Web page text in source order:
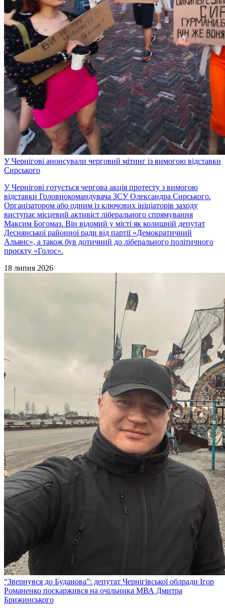
У Чернігові анонсували черговий мітинг із вимогою відставки
Сирського
У Чернігові готується чергова акція протесту з вимогою
відставки Головнокомандувача ЗСУ Олександра Сирського.
Організатором або одним із ключових ініціаторів заходу
виступає місцевий активіст ліберального спрямування
Максим Богомаз. Він відомий у місті як колишній депутат
Деснянської районної ради від партії «Демократичний
Альянс», а також був дотичний до ліберального політичного
проєкту «Голос».
18 липня 2026
“Звернувся до Буданова”: депутат Чернігівської облради Ігор
Романенко поскаржився на очільника МВА Дмитра
Брижинського